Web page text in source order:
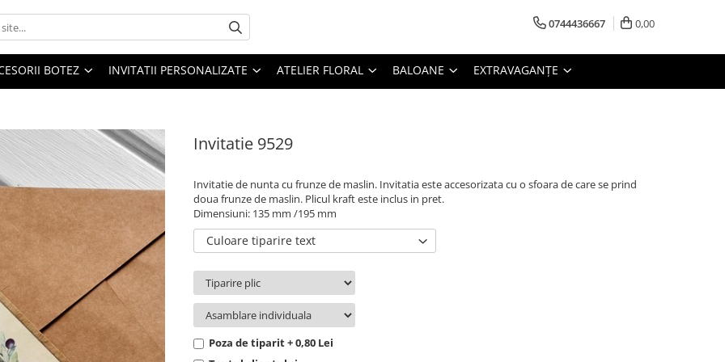
0744436667 0,00
BOTEZ INVITATII PERSONALIZATE ATELIER FLORAL BALOANE EXTRAVAGANȚE
Invitatie 9529
Invitatie de nunta cu frunze de maslin. Invitatia este accesorizata cu o sfoara de care se prind
doua frunze de maslin. Plicul kraft este inclus in pret.
Dimensiuni: 135 mm /195 mm
Culoare tiparire text
Poza de tiparit + 0,80 Lei